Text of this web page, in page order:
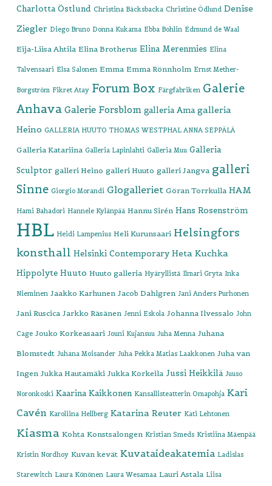
Charlotta Östlund Christina Bäcksbacka Christine Ödlund Denise
Ziegler Diego Bruno Donna Kukama Ebba Bohlin Edmund de Waal
Eija-Liisa Ahtila Elina Brotherus Elina Merenmies Elina
Talvensaari Elsa Salonen Emma Emma Rönnholm Ernst Mether-
Borgström Fikret Atay Forum Box Färgfabriken Galerie
Anhava Galerie Forsblom galleria Ama galleria
Heino GALLERIA HUUTO THOMAS WESTPHAL ANNA SEPPÄLÄ
Galleria Katariina Galleria Lapinlahti Galleria Muu Galleria
Sculptor galleri Heino galleri Huuto galleri Jangva galleri
Sinne Giorgio Morandi Glogalleriet Göran Torrkulla HAM
Hami Bahadori Hannele Kylänpää Hannu Sirén Hans Rosenström
HBL Heidi Lampenius Heli Kurunsaari Helsingfors
konsthall Helsinki Contemporary Heta Kuchka
Hippolyte Huuto Huuto galleria Hyäryllistä Ilmari Gryta Inka
Nieminen Jaakko Karhunen Jacob Dahlgren Jani Anders Purhonen
Jani Ruscica Jarkko Räsänen Jenni Eskola Johanna Ilvessalo John
Cage Jouko Korkeasaari Jouni Kujansuu Juha Menna Juhana
Blomstedt Juhana Moisander Juha Pekka Matias Laakkonen Juha van
Ingen Jukka Hautamäki Jukka Korkeila Jussi Heikkilä Juuso
Noronkoski Kaarina Kaikkonen Kansallisteatterin Omapohja Kari
Cavén Karoliina Hellberg Katarina Reuter Kati Lehtonen
Kiasma Kohta Konstsalongen Kristian Smeds Kristiina Mäenpää
Kristin Nordhoy Kuvan kevät Kuvataideakatemia Ladislas
Starewitch Laura Könönen Laura Wesamaa Lauri Astala Liisa